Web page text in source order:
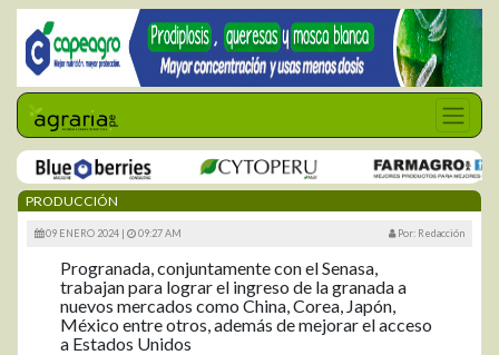
PRODUCCIÓN
09 ENERO 2024 | 09:27 AM Por: Redacción
Progranada, conjuntamente con el Senasa,
trabajan para lograr el ingreso de la granada a
nuevos mercados como China, Corea, Japón,
México entre otros, además de mejorar el acceso
a Estados Unidos